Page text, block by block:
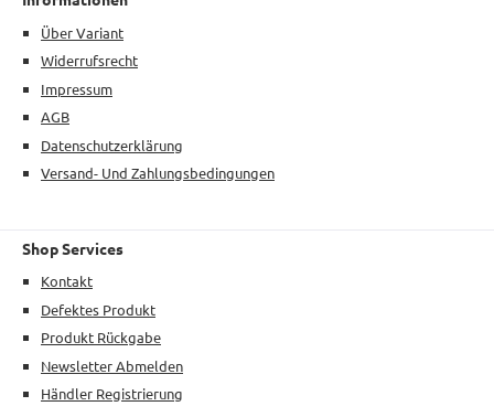
Über Variant
Widerrufsrecht
Impressum
AGB
Datenschutzerklärung
Versand- Und Zahlungsbedingungen
Shop Services
Kontakt
Defektes Produkt
Produkt Rückgabe
Newsletter Abmelden
Händler Registrierung